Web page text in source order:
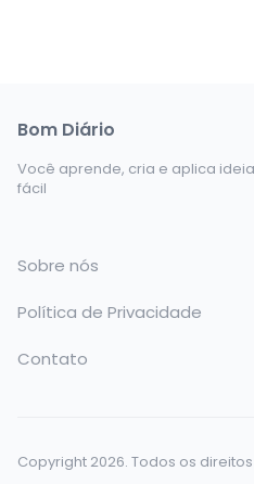
Bom Diário
Você aprende, cria e aplica
fácil
Sobre nós
Política de Privacidade
Contato
Copyright 2026. Todos os